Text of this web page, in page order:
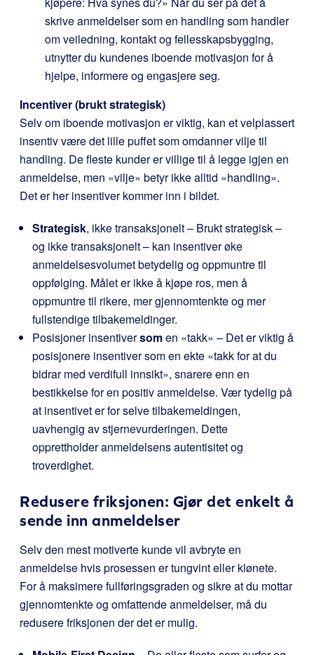
skrive anmeldelser som en handling som handler
om veiledning, kontakt og fellesskapsbygging,
utnytter du kundenes iboende motivasjon for å
hjelpe, informere og engasjere seg.
Incentiver (brukt strategisk)
Selv om iboende motivasjon er viktig, kan et velplassert
insentiv være det lille puffet som omdanner vilje til
handling. De fleste kunder er villige til å legge igjen en
anmeldelse, men «vilje» betyr ikke alltid «handling».
Det er her insentiver kommer inn i bildet.
Strategisk, ikke transaksjonelt – Brukt strategisk –
og ikke transaksjonelt – kan insentiver øke
anmeldelsesvolumet betydelig og oppmuntre til
oppfølging. Målet er ikke å kjøpe ros, men å
oppmuntre til rikere, mer gjennomtenkte og mer
fullstendige tilbakemeldinger.
Posisjoner insentiversomen «takk» – Det er viktig å
posisjonere insentiver som en ekte «takk for at du
bidrar med verdifull innsikt», snarere enn en
bestikkelse for en positiv anmeldelse. Vær tydelig på
at insentivet er for selve tilbakemeldingen,
uavhengig av stjernevurderingen. Dette
opprettholder anmeldelsens autentisitet og
troverdighet.
Redusere friksjonen: Gjør det enkelt å
sende inn anmeldelser
Selv den mest motiverte kunde vil avbryte en
anmeldelse hvis prosessen er tungvint eller klønete.
For å maksimere fullføringsgraden og sikre at du mottar
gjennomtenkte og omfattende anmeldelser, må du
redusere friksjonen der det er mulig.